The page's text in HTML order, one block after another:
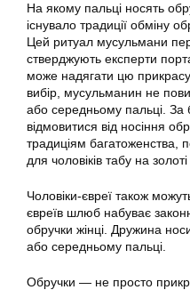
На якому пальці носять
існувало традиції обміну
Цей ритуал мусульмани
стверджують експерти
може надягати цю
вибір, мусульманин не
або середньому пальці. За
відмовитися від носіння
традиціям багатоженства,
для чоловіків табу на
Чоловіки-євреї також
євреїв шлюб набуває
обручки жінці. Дружина
або середньому пальці.
Обручки — не просто